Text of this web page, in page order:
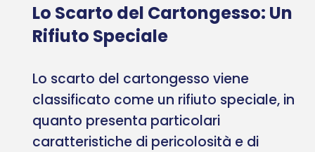
Lo Scarto del Cartongesso: Un
Rifiuto Speciale
Lo scarto del cartongesso viene
classificato come un rifiuto speciale, in
quanto presenta particolari
caratteristiche di pericolosità e di